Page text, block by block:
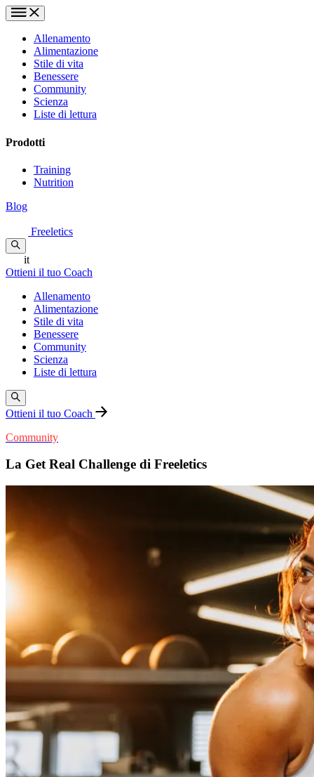
Allenamento
Alimentazione
Stile di vita
Benessere
Community
Scienza
Liste di lettura
Prodotti
Training
Nutrition
Blog
Freeletics
it
Ottieni il tuo Coach
Allenamento
Alimentazione
Stile di vita
Benessere
Community
Scienza
Liste di lettura
Ottieni il tuo Coach
Community
La Get Real Challenge di Freeletics